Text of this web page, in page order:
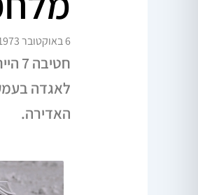
6 באוקטובר 1973 – 24 באוקטובר 1973
לאגדה
האדירה.